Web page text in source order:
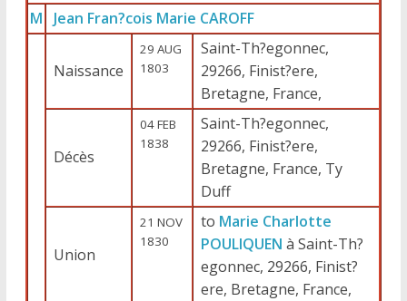
M
Jean Fran?cois Marie CAROFF
Naissance
29 AUG
1803
Saint-Th?egonnec,
29266, Finist?ere,
Bretagne, France,
Décès
04 FEB
1838
Saint-Th?egonnec,
29266, Finist?ere,
Bretagne, France, Ty
Duff
Union
21 NOV
1830
to Marie Charlotte
POULIQUEN à Saint-Th?
egonnec, 29266, Finist?
ere, Bretagne, France,